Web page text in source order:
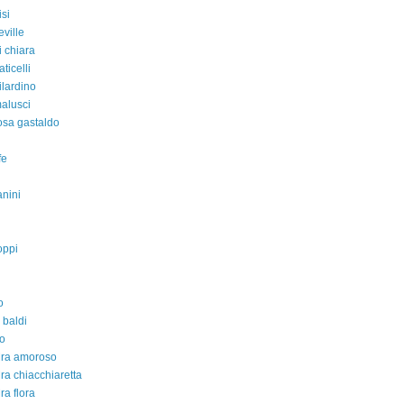
chiara
gastaldo
baldi
amoroso
chiacchiaretta
flora